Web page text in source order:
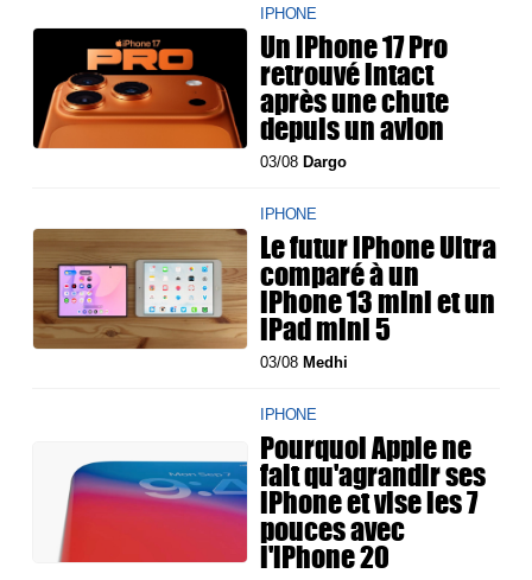
IPHONE
Un iPhone 17 Pro
retrouvé intact
après une chute
depuis un avion
03/08 Dargo
IPHONE
Le futur iPhone Ultra
comparé à un
iPhone 13 mini et un
iPad mini 5
03/08 Medhi
IPHONE
Pourquoi Apple ne
fait qu'agrandir ses
iPhone et vise les 7
pouces avec
l'iPhone 20